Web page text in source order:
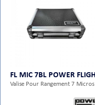
AUDIO
Valise Pour Rangement 7 Micros